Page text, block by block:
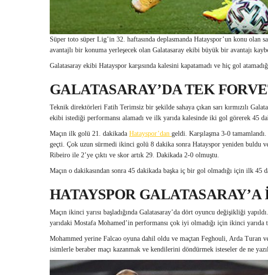
Süper toto süper Lig’in 32. haftasında deplasmanda Hatayspor’un konu olan
avantajlı bir konuma yerleşecek olan Galatasaray ekibi büyük bir avantajı
Galatasaray ekibi Hatayspor karşısında kalesini kapatamadı ve hiç gol
GALATASARAY’DA TEK
Teknik direktörleri Fatih Terimsiz bir şekilde sahaya çıkan sarı kırmızılı
ekibi istediği performansı alamadı ve ilk yarıda kalesinde iki gol görerek 45
Maçın ilk golü 21. dakikada Hatayspor’dan geldi. Karşılaşma 3-0
geçti. Çok uzun sürmedi ikinci golü 8 dakika sonra Hatayspor yeniden buldu
Ribeiro ile 2’ye çıktı ve skor artık 29. Dakikada 2-0 olmuştu.
Maçın o dakikasından sonra 45 dakikada başka iç bir gol olmadığı için ilk 45
HATAYSPOR
Maçın ikinci yarısı başladığında Galatasaray’da dört oyuncu değişikliği
yarıdaki Mostafa Mohamed’in performansı çok iyi olmadığı için ikinci
Mohammed yerine Falcao oyuna dahil oldu ve maçtan Feghouli, Arda Turan
isimlerle beraber maçı kazanmak ve kendilerini döndürmek isteseler de ne